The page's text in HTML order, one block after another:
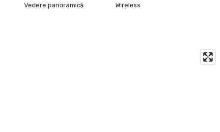
Vedere panoramică Wireless